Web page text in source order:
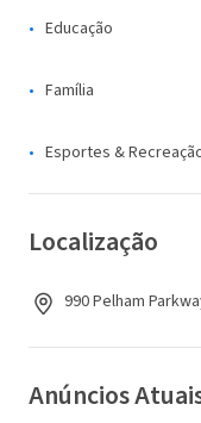
Educação
Família
Esportes &
Localização
990 Pelham
Anúncios